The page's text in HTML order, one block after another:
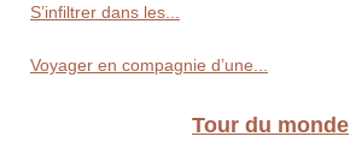
S’infiltrer dans les...
Voyager en compagnie d’une...
Tour du monde